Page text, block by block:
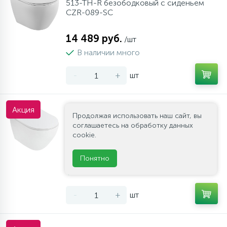
513-TH-R безободковый с сиденьем
CZR-089-SC
14 489 руб. /шт
В наличии много
- + шт
Акция
Унитаз подвесной Cezares STYLUS CZR-
513-TH-R безободковый с сиденьем
BelBagno BB2034SC
15 474 руб.
- + шт
Продолжая использовать наш сайт, вы
соглашаетесь на обработку данных
cookie.
Понятно